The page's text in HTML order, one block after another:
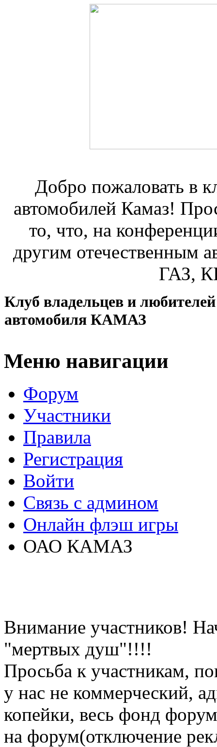
Добро пожаловать в
автомобилей Камаз!
то, что, на
другим отечественным
ГАЗ,
Клуб владельцев и любителей
автомобиля КАМАЗ
Меню навигации
Форум
Участники
Правила
Регистрация
Войти
Связь с админом
Онлайн флэш игры
ОАО КАМАЗ
Внимание участников!
"мертвых душ"!!!!
Просьба к участникам,
у нас не коммерческий,
копейки, весь фонд
на форум(отключение